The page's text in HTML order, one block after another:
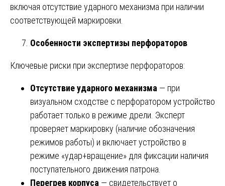
включая отсутствие ударного механизма при наличии
соответствующей маркировки.
Особенности экспертизы перфораторов
Ключевые риски при экспертизе перфораторов:
Отсутствие ударного механизма — при
визуальном сходстве с перфоратором устройство
работает только в режиме дрели. Эксперт
проверяет маркировку (наличие обозначения
режимов работы) и включает устройство в
режиме «удар+вращение» для фиксации наличия
поступательного движения патрона.
Перегрев корпуса — свидетельствует о